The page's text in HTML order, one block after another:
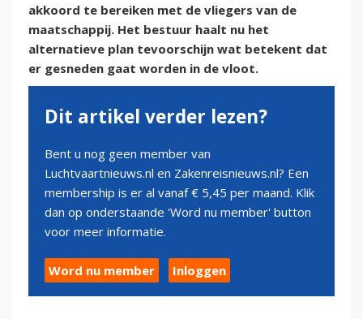
akkoord te bereiken met de vliegers van de
maatschappij. Het bestuur haalt nu het
alternatieve plan tevoorschijn wat betekent dat
er gesneden gaat worden in de vloot.
Dit artikel verder lezen?
Bent u nog geen member van
Luchtvaartnieuws.nl en Zakenreisnieuws.nl? Een
membership is er al vanaf € 5,45 per maand. Klik
dan op onderstaande 'Word nu member' button
voor meer informatie.
Word nu member Inloggen